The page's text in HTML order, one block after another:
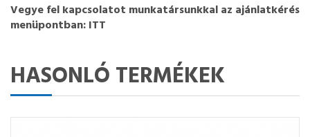
Vegye fel kapcsolatot munkatársunkkal az ajánlatkérés
menüpontban:ITT
HASONLÓ TERMÉKEK